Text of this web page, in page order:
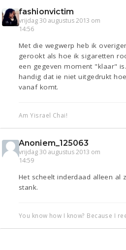
fashionvictim
vrijdag 30 augustus 2013 om
14:56
Met die wegwerp heb ik
gerookt als hoe ik sigaretten
een gegeven moment "klaar"
handig dat ie niet uitgedrukt
vanaf komt.
Am Yisrael Chai!
Anoniem_125063
vrijdag 30 augustus 2013 om
14:59
Het scheelt inderdaad alleen al
stank.
You know how I know? Because I